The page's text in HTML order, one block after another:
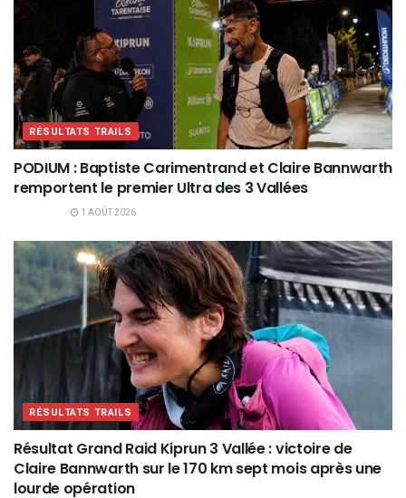
RÉSULTATS TRAILS
PODIUM : Baptiste Carimentrand et Claire Bannwarth
remportent le premier Ultra des 3 Vallées
1 AOÛT 2026
RÉSULTATS TRAILS
Résultat Grand Raid Kiprun 3 Vallée : victoire de
Claire Bannwarth sur le 170 km sept mois après une
lourde opération